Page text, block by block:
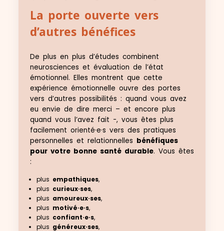
La porte ouverte vers
d’autres bénéfices
De plus en plus d’études combinent
neurosciences et évaluation de l’état
émotionnel. Elles montrent que cette
expérience émotionnelle ouvre des portes
vers d’autres possibilités : quand vous avez
eu envie de dire merci – et encore plus
quand vous l’avez fait -, vous êtes plus
facilement orienté·e·s vers des pratiques
personnelles et relationnelles bénéfiques
pour votre bonne santé durable. Vous êtes
:
plus empathiques,
plus curieux·ses,
plus amoureux·ses,
plus motivé·e·s,
plus confiant·e·s,
plus généreux·ses,